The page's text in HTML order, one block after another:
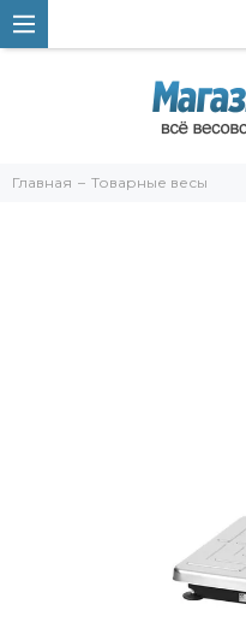
Главная Товарные весы